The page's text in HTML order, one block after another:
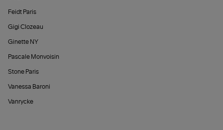
Feidt Paris
Gigi Clozeau
Ginette NY
Pascale Monvoisin
Stone Paris
Vanessa Baroni
Vanrycke